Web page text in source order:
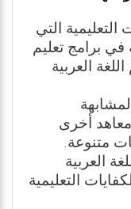
التي
في برامج تعليم
العربية
أخرى
متنوعة.
العربية
التعليمية